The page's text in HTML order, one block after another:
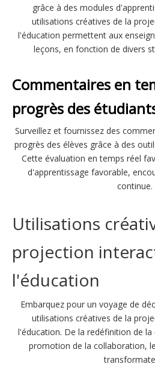
grâce à des modules
utilisations créatives de la
l'éducation permettent aux
leçons, en fonction de divers
Commentaires en
progrès des
Surveillez et fournissez des
progrès des élèves grâce à des
Cette évaluation en temps réel
d'apprentissage favorable,
continue.
Utilisations
projection
l'éducation
Embarquez pour un voyage de
utilisations créatives de la
l'éducation. De la redéfinition de la
promotion de la collaboration,